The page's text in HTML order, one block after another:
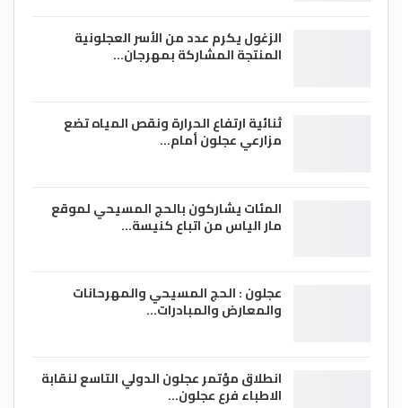
الزغول يكرم عدد من الأسر العجلونية
المنتجة المشاركة بمهرجان…
ثنائية ارتفاع الحرارة ونقص المياه تضع
مزارعي عجلون أمام…
المئات يشاركون بالحج المسيحي لموقع
مار الياس من اتباع كنيسة…
عجلون : الحج المسيحي والمهرحانات
والمعارض والمبادرات…
انطلاق مؤتمر عجلون الدولي التاسع لنقابة
الاطباء فرع عجلون…